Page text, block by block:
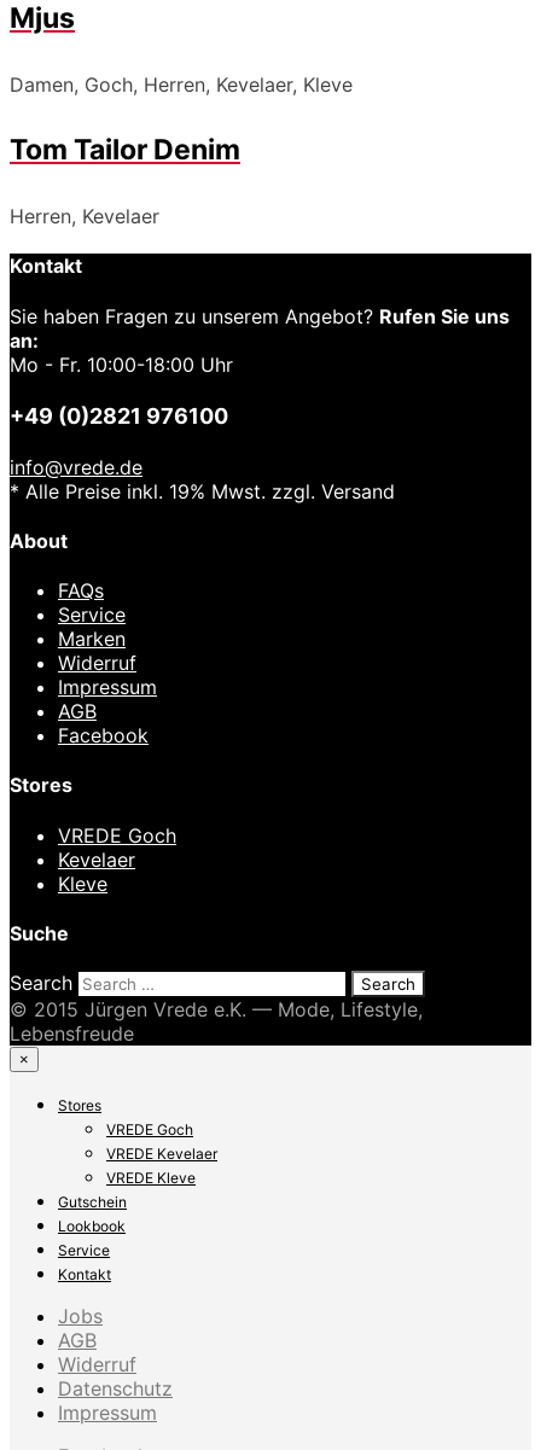
Mjus
Damen, Goch, Herren, Kevelaer, Kleve
Tom Tailor Denim
Herren, Kevelaer
Kontakt
Sie haben Fragen zu unserem Angebot? Rufen Sie uns
an:
Mo - Fr. 10:00-18:00 Uhr
+49 (0)2821 976100
info@vrede.de
* Alle Preise inkl. 19% Mwst. zzgl. Versand
About
FAQs
Service
Marken
Widerruf
Impressum
AGB
Facebook
Stores
VREDE Goch
Kevelaer
Kleve
Suche
Search
© 2015 Jürgen Vrede e.K. — Mode, Lifestyle,
Lebensfreude
×
Stores
VREDE Goch
VREDE Kevelaer
VREDE Kleve
Gutschein
Lookbook
Service
Kontakt
Jobs
AGB
Widerruf
Datenschutz
Impressum